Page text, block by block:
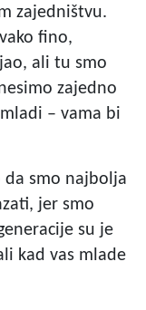
zajedništvu.
fino,
ali tu smo
zajedno
– vama bi
da smo najbolja
jer smo
su je
kad vas mlade